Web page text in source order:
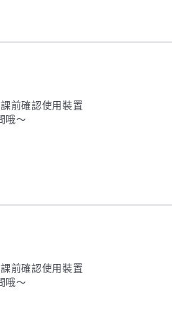
前確認使用裝置
哦～
前確認使用裝置
哦～